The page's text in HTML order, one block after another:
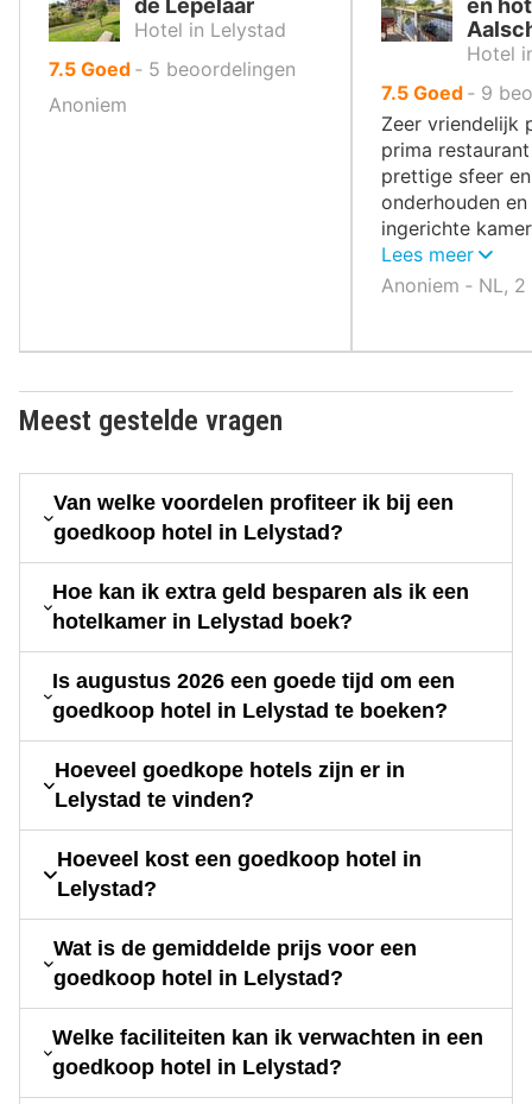
de Lepelaar
Hotel in Lelystad
7.5uit
10
Goed ‐ 5 beoordelingen
Anoniem
en
Hotel
7.5uit
10
,
Goed ‐ 9
Zeer vriendelijk
prima
prettige sfeer
onderhouden
ingerichte
zeker een keer
Lees meer
Anoniem ‐ NL,
Meest gestelde vragen
Van welke voordelen profiteer ik bij een
goedkoop hotel in Lelystad?
Hoe kan ik extra geld besparen als ik een
hotelkamer in Lelystad boek?
Is augustus 2026 een goede tijd om een
goedkoop hotel in Lelystad te boeken?
Hoeveel goedkope hotels zijn er in
Lelystad te vinden?
Hoeveel kost een goedkoop hotel in
Lelystad?
Wat is de gemiddelde prijs voor een
goedkoop hotel in Lelystad?
Welke faciliteiten kan ik verwachten in een
goedkoop hotel in Lelystad?